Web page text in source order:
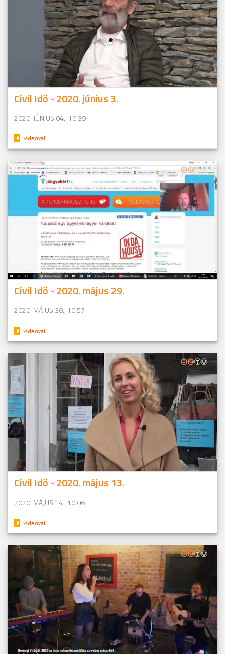
Civil Idő - 2020. június 3.
2020. JÚNIUS 04., 10:39
Civil Idő - 2020. május 29.
2020. MÁJUS 30., 10:57
Civil Idő - 2020. május 13.
2020. MÁJUS 14., 10:06